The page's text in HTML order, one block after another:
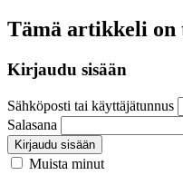
Tämä artikkeli
Kirjaudu sisään
Sähköposti tai käyttäjätunnus
Salasana
Kirjaudu sisään
Muista minut